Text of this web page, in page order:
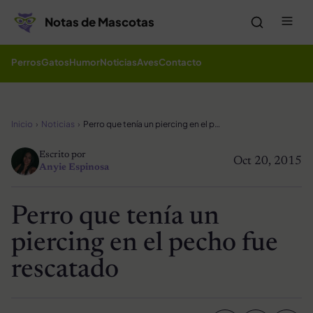
Notas de Mascotas
PerrosGatosHumorNoticiasAvesContacto
Inicio Noticias Perro que tenía un piercing en el pecho fue rescatado
Oct 20, 2015
Escrito por
Anyie Espinosa
Perro que tenía un
piercing en el pecho fue
rescatado